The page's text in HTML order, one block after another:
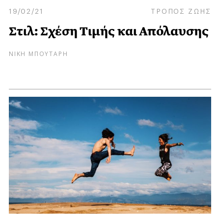
19/02/21 ΤΡΟΠΟΣ ΖΩΗΣ
Στιλ: Σχέση Τιμής και Απόλαυσης
ΝΙΚΗ ΜΠΟΥΤΑΡΗ